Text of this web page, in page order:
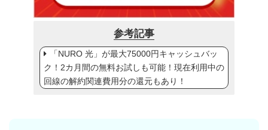
参考記事
「NURO 光」が最大75000円キャッシュバッ
ク！2カ月間の無料お試しも可能！現在利用中の
回線の解約関連費用分の還元もあり！